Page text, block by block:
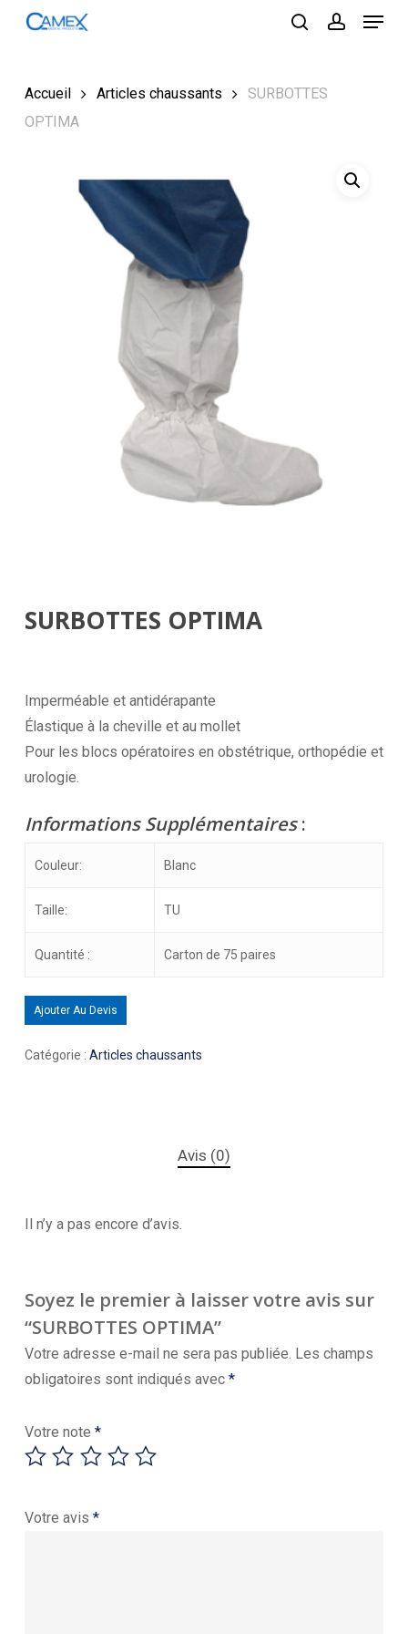
content
Menu
Accueil Articles chaussants
SURBOTTES
OPTIMA
SURBOTTES OPTIMA
Imperméable et antidérapante
Élastique à la cheville et au mollet
Pour les blocs opératoires en obstétrique, orthopédie et
urologie.
Informations Supplémentaires:
Couleur: Blanc
Taille: TU
Quantité : Carton de 75 paires
Ajouter Au Devis
Catégorie : Articles chaussants
Avis (0)
Il n’y a pas encore d’avis.
Soyez le premier à laisser votre avis sur
“SURBOTTES OPTIMA”
Votre adresse e-mail ne sera pas publiée. Les champs
obligatoires sont indiqués avec *
Votre note *
Votre avis *